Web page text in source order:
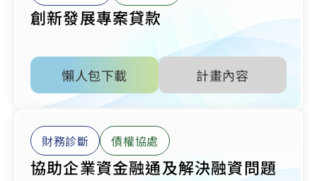
創新發展專案貸款
懶人包下載 計畫內容
財務診斷 債權協處
協助企業資金融通及解決融資問題